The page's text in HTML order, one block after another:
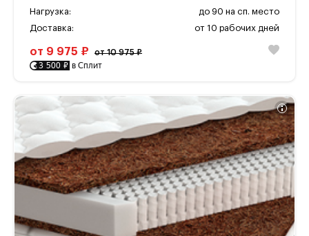
Нагрузка:
до 90 на сп. место
Доставка:
от 10 рабочих дней
от 9 975 ₽ от 10 975 ₽
3 500 ₽ в Сплит